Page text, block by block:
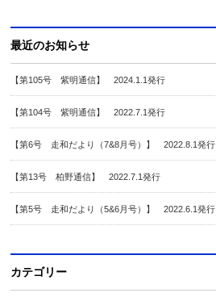
最近のお知らせ
【第105号 紫明通信】 2024.1.1発行
【第104号 紫明通信】 2022.7.1発行
【第6号 走和だより（7&8月号）】 2022.8.1発行
【第13号 柏野通信】 2022.7.1発行
【第5号 走和だより（5&6月号）】 2022.6.1発行
カテゴリー